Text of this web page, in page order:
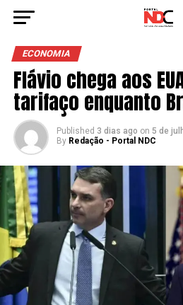
ECONOMIA
Flávio chega aos
tarifaço enquanto
Published 3 dias ago on 5 de
By Redação - Portal NDC